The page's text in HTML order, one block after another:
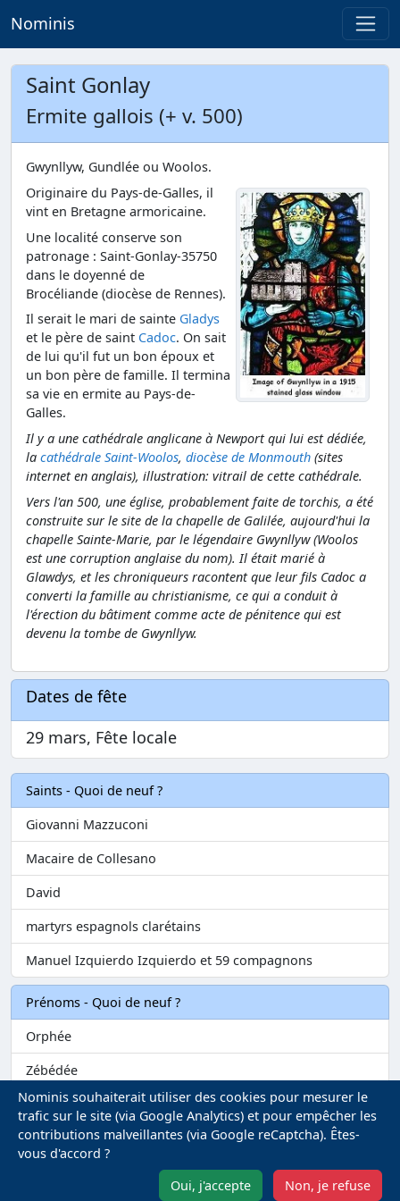
Nominis
Saint Gonlay
Ermite gallois (+ v. 500)
Gwynllyw, Gundlée ou Woolos.
Originaire du Pays-de-Galles, il
vint en Bretagne armoricaine.
Une localité conserve son
patronage : Saint-Gonlay-35750
dans le doyenné de
Brocéliande (diocèse de Rennes).
Il serait le mari de sainte Gladys
et le père de saint Cadoc. On sait
de lui qu'il fut un bon époux et
un bon père de famille. Il termina
sa vie en ermite au Pays-de-
Galles.
Il y a une cathédrale anglicane à Newport qui lui est dédiée,
la cathédrale Saint-Woolos, diocèse de Monmouth (sites
internet en anglais), illustration: vitrail de cette cathédrale.
Vers l'an 500, une église, probablement faite de torchis, a été
construite sur le site de la chapelle de Galilée, aujourd'hui la
chapelle Sainte-Marie, par le légendaire Gwynllyw (Woolos
est une corruption anglaise du nom). Il était marié à
Glawdys, et les chroniqueurs racontent que leur fils Cadoc a
converti la famille au christianisme, ce qui a conduit à
l'érection du bâtiment comme acte de pénitence qui est
devenu la tombe de Gwynllyw.
Dates de fête
29 mars, Fête locale
Saints - Quoi de neuf ?
Giovanni Mazzuconi
Macaire de Collesano
David
martyrs espagnols clarétains
Manuel Izquierdo Izquierdo et 59 compagnons
Prénoms - Quoi de neuf ?
Orphée
Zébédée
Melvil
Matilin
Nominis souhaiterait utiliser des cookies pour mesurer le
trafic sur le site (via Google Analytics) et pour empêcher les
contributions malveillantes (via Google reCaptcha). Êtes-
vous d'accord ?
Oui, j'accepte
Non, je refuse